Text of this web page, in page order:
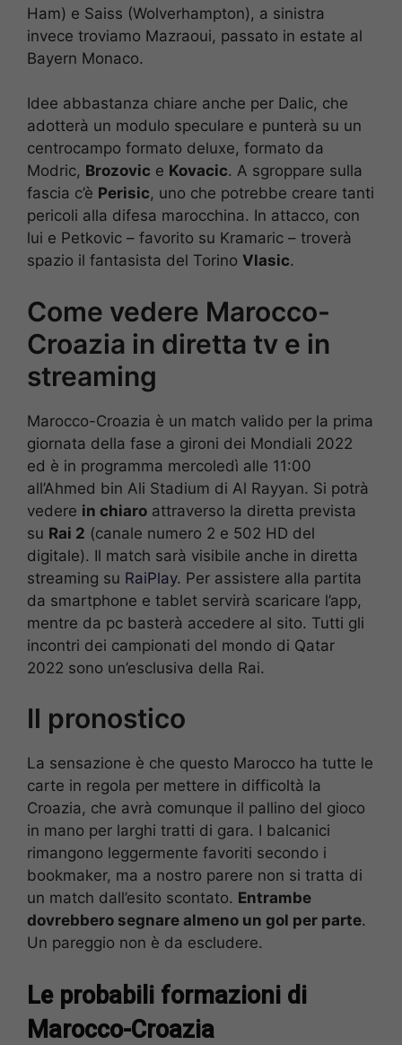
Ham) e Saiss (Wolverhampton), a sinistra
invece troviamo Mazraoui, passato in estate al
Bayern Monaco.
Idee abbastanza chiare anche per Dalic, che
adotterà un modulo speculare e punterà su un
centrocampo formato deluxe, formato da
Modric, Brozovic e Kovacic. A sgroppare sulla
fascia c’è Perisic, uno che potrebbe creare tanti
pericoli alla difesa marocchina. In attacco, con
lui e Petkovic – favorito su Kramaric – troverà
spazio il fantasista del Torino Vlasic.
Come vedere Marocco-
Croazia in diretta tv e in
streaming
Marocco-Croazia è un match valido per la prima
giornata della fase a gironi dei Mondiali 2022
ed è in programma mercoledì alle 11:00
all’Ahmed bin Ali Stadium di Al Rayyan. Si potrà
vedere in chiaro attraverso la diretta prevista
su Rai 2 (canale numero 2 e 502 HD del
digitale). Il match sarà visibile anche in diretta
streaming su RaiPlay. Per assistere alla partita
da smartphone e tablet servirà scaricare l’app,
mentre da pc basterà accedere al sito. Tutti gli
incontri dei campionati del mondo di Qatar
2022 sono un’esclusiva della Rai.
Il pronostico
La sensazione è che questo Marocco ha tutte le
carte in regola per mettere in difficoltà la
Croazia, che avrà comunque il pallino del gioco
in mano per larghi tratti di gara. I balcanici
rimangono leggermente favoriti secondo i
bookmaker, ma a nostro parere non si tratta di
un match dall’esito scontato. Entrambe
dovrebbero segnare almeno un gol per parte.
Un pareggio non è da escludere.
Le probabili formazioni di
Marocco-Croazia